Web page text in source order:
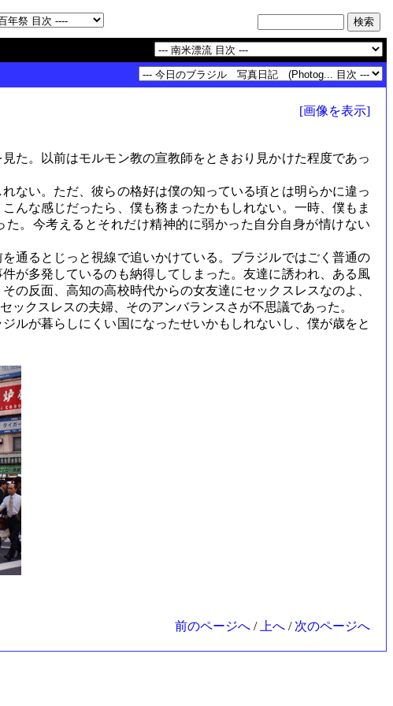
[画像を表示]
た。以前はモルモン教の宣教師をときおり見かけた程度であっ
ない。ただ、彼らの格好は僕の知っている頃とは明らかに違っ
んな感じだったら、僕も務まったかもしれない。一時、僕もま
。今考えるとそれだけ精神的に弱かった自分自身が情けない
通るとじっと視線で追いかけている。ブラジルではごく普通の
が多発しているのも納得してしまった。友達に誘われ、ある風
の反面、高知の高校時代からの女友達にセックスレスなのよ、
クスレスの夫婦、そのアンバランスさが不思議であった。
ルが暮らしにくい国になったせいかもしれないし、僕が歳をと
前のページへ / 上へ / 次のページへ